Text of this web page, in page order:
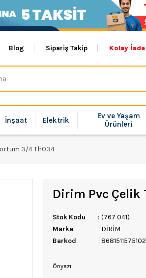
Blog Sipariş Takip Kolay İade
İnşaat Elektrik
Ev ve Yaşam
Ürünleri
3/4 Th034
Dirim Pvc
Stok Kodu
(767 041)
Marka
: DİRİM
Barkod
: 8681511575102
Önyazı